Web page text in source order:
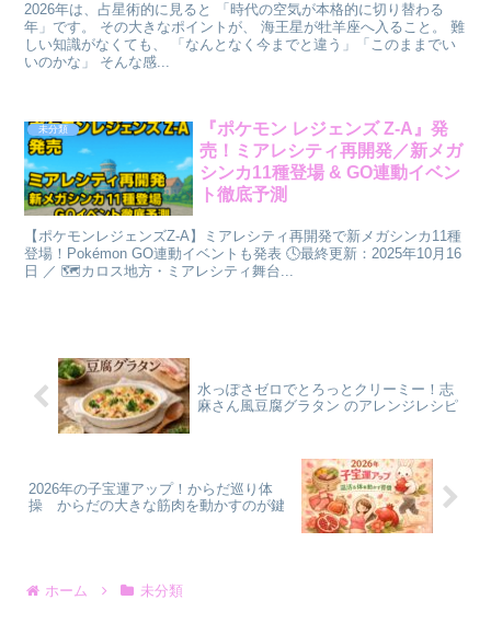
2026年は、占星術的に見ると 「時代の空気が本格的に切り替わる
年」です。 その大きなポイントが、 海王星が牡羊座へ入ること。 難
しい知識がなくても、 「なんとなく今までと違う」「このままでい
いのかな」 そんな感...
未分類
『ポケモン レジェンズ Z-A』発
売！ミアレシティ再開発／新メガ
シンカ11種登場 & GO連動イベン
ト徹底予測
【ポケモンレジェンズZ-A】ミアレシティ再開発で新メガシンカ11種
登場！Pokémon GO連動イベントも発表 🕓最終更新：2025年10月16
日 ／ 🗺️カロス地方・ミアレシティ舞台...
水っぽさゼロでとろっとクリーミー！志
麻さん風豆腐グラタン のアレンジレシピ
2026年の子宝運アップ！からだ巡り体
操 からだの大きな筋肉を動かすのが鍵
ホーム 未分類